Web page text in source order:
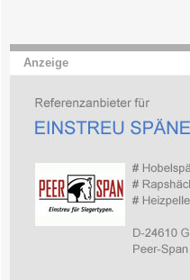
Anzeige